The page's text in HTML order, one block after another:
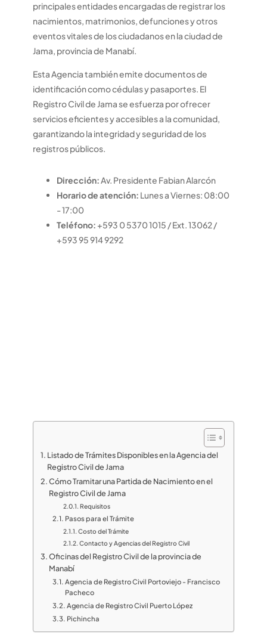
principales entidades encargadas de registrar los
nacimientos, matrimonios, defunciones y otros
eventos vitales de los ciudadanos en la ciudad de
Jama, provincia de Manabí.
Esta Agencia también emite documentos de
identificación como cédulas y pasaportes. El
Registro Civil de Jama se esfuerza por ofrecer
servicios eficientes y accesibles a la comunidad,
garantizando la integridad y seguridad de los
registros públicos.
Dirección:Av. Presidente Fabian Alarcón
Horario de atención: Lunes a Viernes: 08:00
- 17:00
Teléfono: +593 0 5370 1015 / Ext. 13062 /
+593 95 914 9292
Listado de Trámites Disponibles en la Agencia del
Registro Civil de Jama
Cómo Tramitar una Partida de Nacimiento en el
Registro Civil de Jama
Requisitos
Pasos para el Trámite
Costo del Trámite
Contacto y Agencias del Registro Civil
Oficinas del Registro Civil de la provincia de
Manabí
Agencia de Registro Civil Portoviejo - Francisco
Pacheco
Agencia de Registro Civil Puerto López
Pichincha